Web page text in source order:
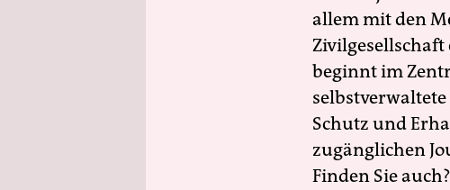
allem mit den
Zivilgesellschaft
beginnt im
Schutz und
zugänglichen
Finden Sie